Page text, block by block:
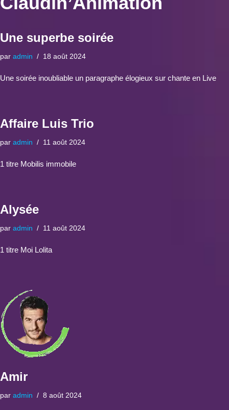
Une superbe soirée
par admin 18 août 2024
Une soirée inoubliable un paragraphe élogieux sur chante en Live
Affaire Luis Trio
par admin 11 août 2024
1 titre Mobilis immobile
Alysée
par admin 11 août 2024
1 titre Moi Lolita
Amir
par admin 8 août 2024